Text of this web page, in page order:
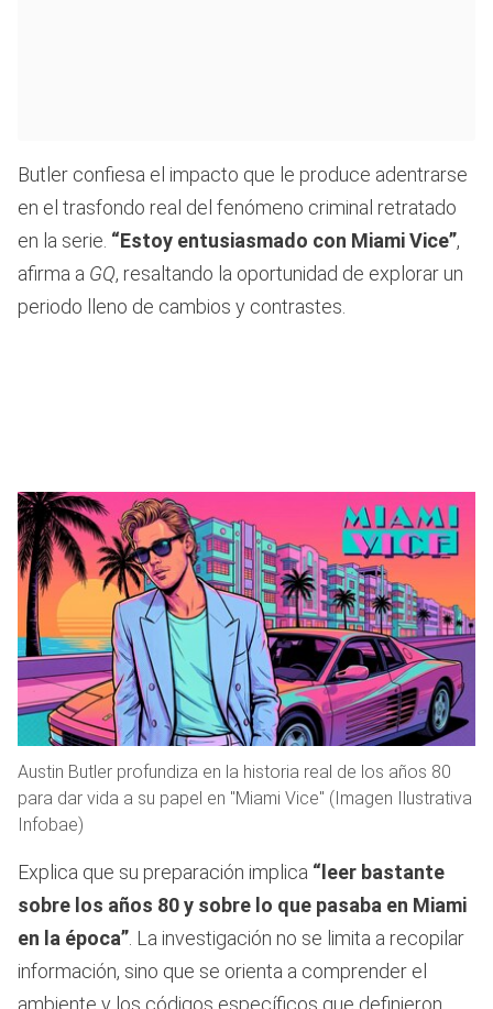
Butler confiesa el impacto que le produce adentrarse
en el trasfondo real del fenómeno criminal retratado
en la serie. “Estoy entusiasmado con Miami Vice”,
afirma a GQ, resaltando la oportunidad de explorar un
periodo lleno de cambios y contrastes.
Austin Butler profundiza en la historia real de los años 80
para dar vida a su papel en "Miami Vice" (Imagen Ilustrativa
Infobae)
Explica que su preparación implica “leer bastante
sobre los años 80 y sobre lo que pasaba en Miami
en la época”. La investigación no se limita a recopilar
información, sino que se orienta a comprender el